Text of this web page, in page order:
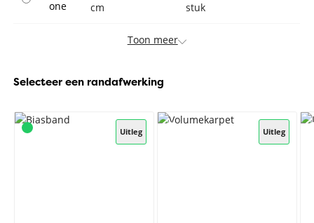
cm
stuk
Toon meer
Selecteer een randafwerking
Uitleg Uitleg